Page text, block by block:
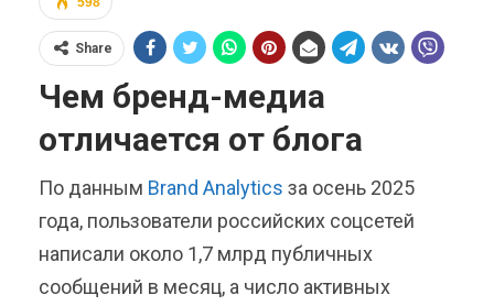
Share
Чем бренд-медиа
отличается от блога
По данным Brand Analytics за осень 2025
года, пользователи российских соцсетей
написали около 1,7 млрд публичных
сообщений в месяц, а число активных